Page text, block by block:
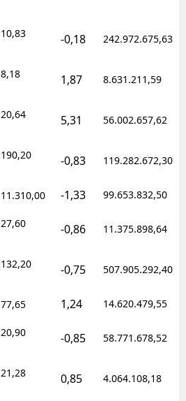
10,83 -0,18 242.972.675,63
8,18 1,87 8.631.211,59
20,64 5,31 56.002.657,62
190,20 -0,83 119.282.672,30
11.310,00 -1,33 99.653.832,50
27,60 -0,86 11.375.898,64
132,20 -0,75 507.905.292,40
77,65 1,24 14.620.479,55
20,90 -0,85 58.771.678,52
21,28 0,85 4.064.108,18